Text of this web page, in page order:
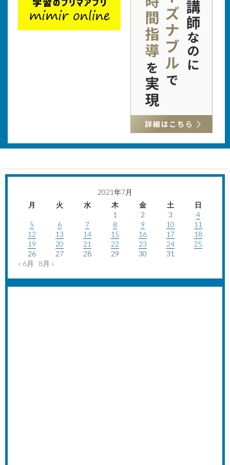
2021年7月
月
火 水 木 金 土
日
1
2 3
4
5
6 7 8 9 10
11
12
13 14 15 16 17
18
19
20 21 22 23 24
25
26
27 28 29 30
31
« 6月
8月 »